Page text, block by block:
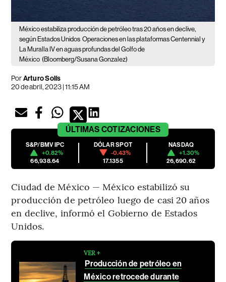
México estabiliza producción de petróleo tras 20 años en declive,
según Estados Unidos Operaciones en las plataformas Centennial y
La Muralla IV en aguas profundas del Golfo de
México (Bloomberg/Susana Gonzalez)
PorArturo Solís
20 de abril, 2023 | 11:15 AM
ÚLTIMAS COTIZACIONES
S&P/BMV IPC
+0.82%
66,938.64
DÓLAR SPOT
-0.43%
17.1355
NASDAQ
+1.30%
26,690.62
Ciudad de México — México estabilizó su
producción de petróleo luego de casi 20 años
en declive, informó el Gobierno de Estados
Unidos.
VER +
Producción de petróleo en
México retrocede durante